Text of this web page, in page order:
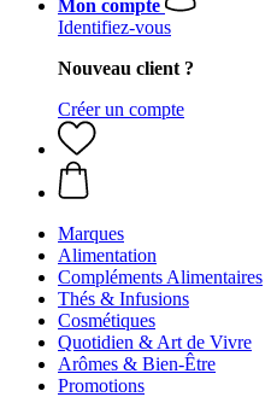
Mon compte
Identifiez-vous
Nouveau client ?
Créer un compte
Marques
Alimentation
Compléments Alimentaires
Thés & Infusions
Cosmétiques
Quotidien & Art de Vivre
Arômes & Bien-Être
Promotions